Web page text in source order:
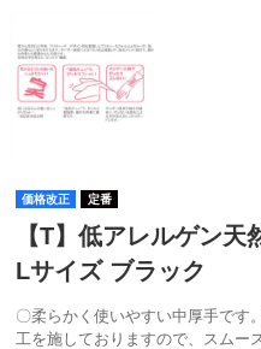
価格改正 定番
【T】低アレルゲン
Lサイズ ブラック
〇柔らかく使いやすい中厚手です
工を施しておりますので、スムー